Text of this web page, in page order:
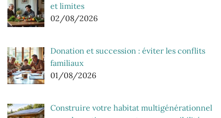
et limites
02/08/2026
Donation et succession : éviter les conflits
familiaux
01/08/2026
Construire votre habitat multigénérationnel